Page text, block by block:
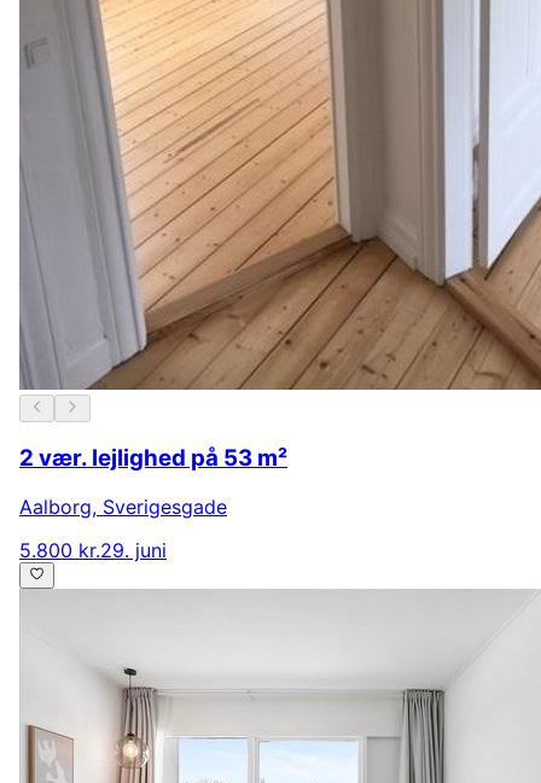
2 vær. lejlighed på 53 m²
Aalborg, Sverigesgade
5.800 kr.29. juni